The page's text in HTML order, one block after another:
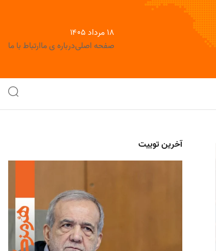
۱۸ مرداد ۱۴۰۵
صفحه اصلیدرباره ی ماارتباط با ما
آخرین توییت